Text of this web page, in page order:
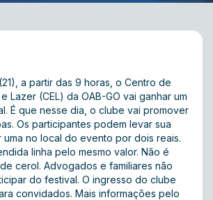
a partir das 9 horas, o Centro de
Lazer (CEL) da OAB-GO vai ganhar um
É que nesse dia, o clube vai promover
Os participantes podem levar sua
uma no local do evento por dois reais.
linha pelo mesmo valor. Não é
cerol. Advogados e familiares não
do festival. O ingresso do clube
convidados. Mais informações pelo